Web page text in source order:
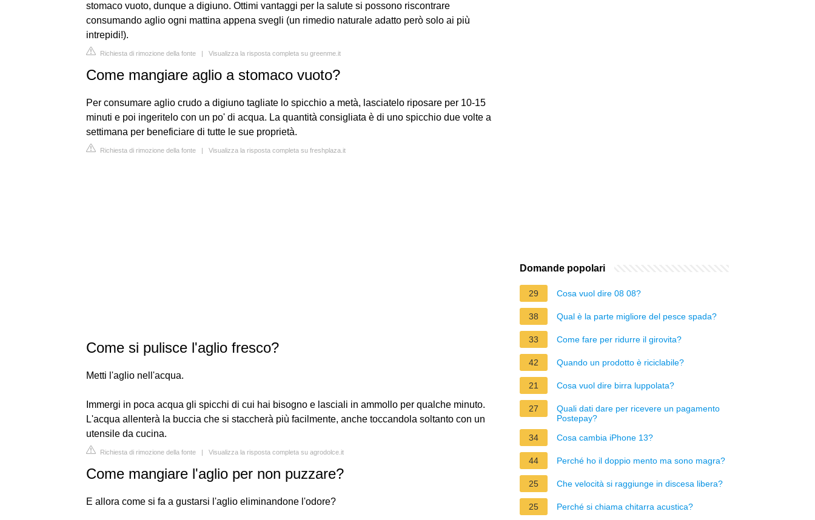
stomaco vuoto, dunque a digiuno. Ottimi vantaggi per la salute si possono riscontrare
consumando aglio ogni mattina appena svegli (un rimedio naturale adatto però solo ai più
intrepidi!).
Richiesta di rimozione della fonte | Visualizza la risposta completa su greenme.it
Come mangiare aglio a stomaco vuoto?
Per consumare aglio crudo a digiuno tagliate lo spicchio a metà, lasciatelo riposare per 10-15
minuti e poi ingeritelo con un po' di acqua. La quantità consigliata è di uno spicchio due volte a
settimana per beneficiare di tutte le sue proprietà.
Richiesta di rimozione della fonte | Visualizza la risposta completa su freshplaza.it
Come si pulisce l'aglio fresco?
Metti l'aglio nell'acqua.
Immergi in poca acqua gli spicchi di cui hai bisogno e lasciali in ammollo per qualche minuto.
L'acqua allenterà la buccia che si staccherà più facilmente, anche toccandola soltanto con un
utensile da cucina.
Richiesta di rimozione della fonte | Visualizza la risposta completa su agrodolce.it
Come mangiare l'aglio per non puzzare?
E allora come si fa a gustarsi l'aglio eliminandone l'odore?
Domande popolari
29 Cosa vuol dire 08 08?
38 Qual è la parte migliore del pesce spada?
33 Come fare per ridurre il girovita?
42 Quando un prodotto è riciclabile?
21 Cosa vuol dire birra luppolata?
27
Quali dati dare per ricevere un pagamento
Postepay?
34
Cosa cambia iPhone 13?
44 Perché ho il doppio mento ma sono magra?
25 Che velocità si raggiunge in discesa libera?
25 Perché si chiama chitarra acustica?